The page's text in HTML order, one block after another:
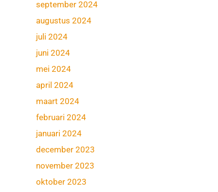
september 2024
augustus 2024
juli 2024
juni 2024
mei 2024
april 2024
maart 2024
februari 2024
januari 2024
december 2023
november 2023
oktober 2023